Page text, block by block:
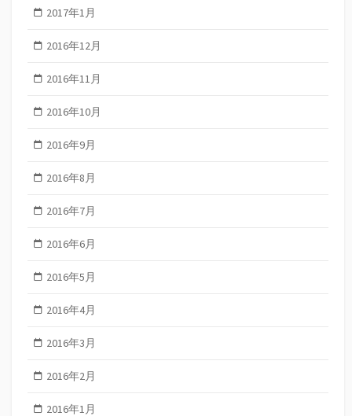
2017年1月
2016年12月
2016年11月
2016年10月
2016年9月
2016年8月
2016年7月
2016年6月
2016年5月
2016年4月
2016年3月
2016年2月
2016年1月